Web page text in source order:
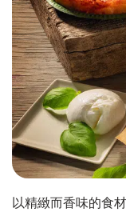
以精緻而香味的食